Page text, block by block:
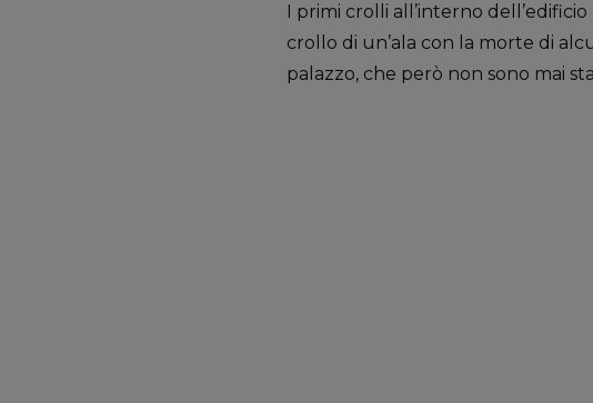
I primi crolli all’interno
crollo di un’ala con la morte di
palazzo, che però non sono mai